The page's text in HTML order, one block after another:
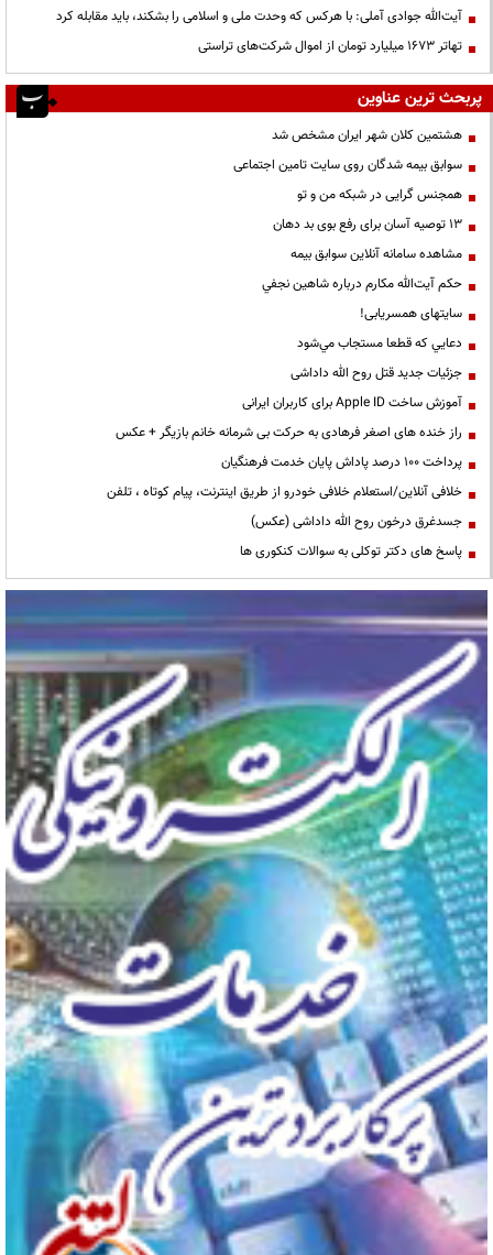
آیت‌الله جوادی آملی: با هرکس که وحدت ملی و اسلامی را بشکند، باید مقابله کرد
تهاتر ۱۶۷۳ میلیارد تومان از اموال شرکت‌های تراستی
پربحث ترین عناوین
هشتمین کلان شهر ایران مشخص شد
سوابق بیمه شدگان روی سایت تامین اجتماعی
همجنس گرایی در شبکه من و تو
13 توصیه آسان برای رفع بوی بد دهان
مشاهده سامانه آنلاين سوابق بیمه
حكم آيت‌الله مكارم درباره شاهين نجفي
سایتهای همسریابی!
دعايي كه قطعا مستجاب مي‌شود
جزئیات جدید قتل روح الله داداشی
آموزش ساخت Apple ID برای کاربران ایرانی
راز خنده های اصغر فرهادی به حرکت بی شرمانه خانم بازیگر + عکس
پرداخت ۱۰۰ درصد پاداش پایان خدمت فرهنگیان
خلافی آنلاین/استعلام خلافی خودرو از طریق اینترنت، پیام کوتاه ، تلفن
جسدغرق درخون روح الله داداشی (عکس)
پاسخ های دکتر توکلی به سوالات کنکوری ها